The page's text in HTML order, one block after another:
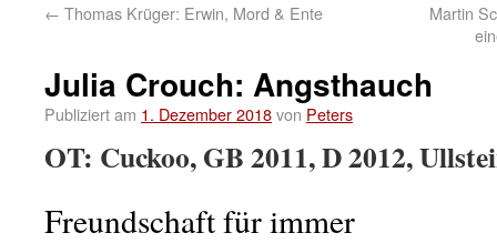
← Thomas Krüger: Erwin, Mord & Ente
Martin
Julia Crouch: Angsthauch
Publiziert am 1. Dezember 2018von Peters
OT: Cuckoo, GB 2011, D 2012,
Freundschaft für immer